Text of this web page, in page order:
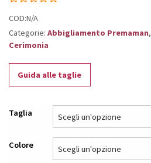
COD:N/A
Categorie: Abbigliamento Premaman,
Cerimonia
Guida alle taglie
Taglia
Colore